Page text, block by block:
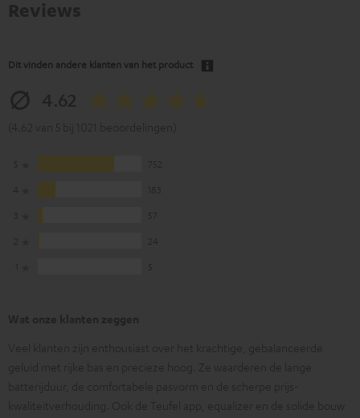
Dit vinden andere klanten van het product